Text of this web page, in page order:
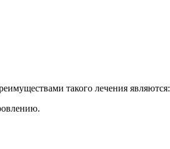
такого лечения являются: